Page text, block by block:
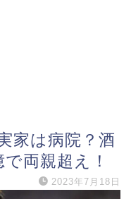
家は病院？酒
両親超え！
2023年7月18日